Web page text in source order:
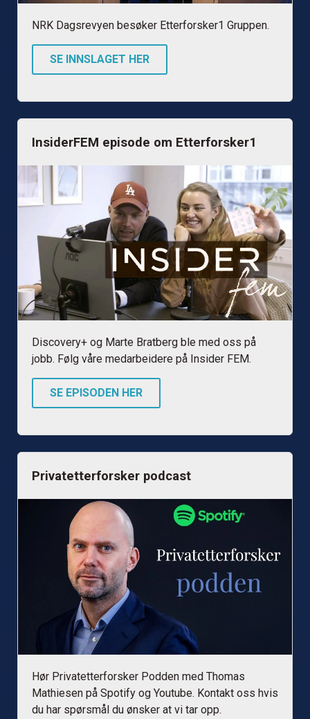
NRK Dagsrevyen besøker Etterforsker1 Gruppen.
SE INNSLAGET HER
InsiderFEM episode om Etterforsker1
Discovery+ og Marte Bratberg ble med oss på
jobb. Følg våre medarbeidere på Insider FEM.
SE EPISODEN HER
Privatetterforsker podcast
Hør Privatetterforsker Podden med Thomas
Mathiesen på Spotify og Youtube. Kontakt oss hvis
du har spørsmål du ønsker at vi tar opp.